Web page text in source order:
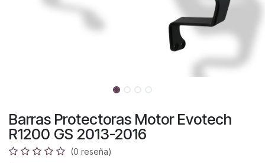
Barras Protectoras Motor Evotech
R1200 GS 2013-2016
(0 reseña)